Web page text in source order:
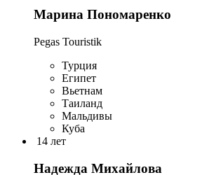
Марина Пономаренко
Pegas Touristik
Турция
Египет
Вьетнам
Таиланд
Мальдивы
Куба
14 лет
Надежда Михайлова